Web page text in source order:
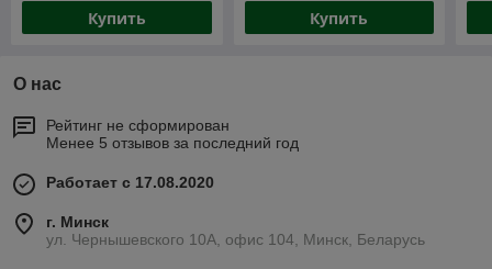
Купить Купить
О нас
Рейтинг не сформирован
Менее 5 отзывов за последний год
Работает с 17.08.2020
г. Минск
ул. Чернышевского 10А, офис 104, Минск, Беларусь